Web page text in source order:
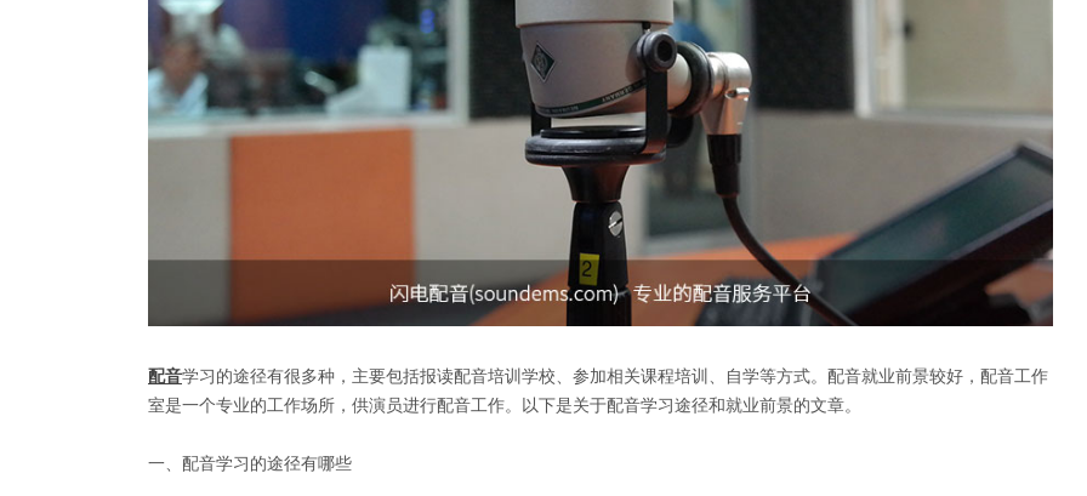
配音学习的途径有很多种，主要包括报读配音培训学校、参加相关课程培训、自学等方式。配音就业前景较好，配音工作
室是一个专业的工作场所，供演员进行配音工作。以下是关于配音学习途径和就业前景的文章。
一、配音学习的途径有哪些